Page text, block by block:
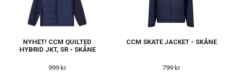
NYHET! CCM QUILTED
HYBRID JKT, SR - SKÅNE
999 kr
CCM SKATE JACKET - SKÅNE
799 kr